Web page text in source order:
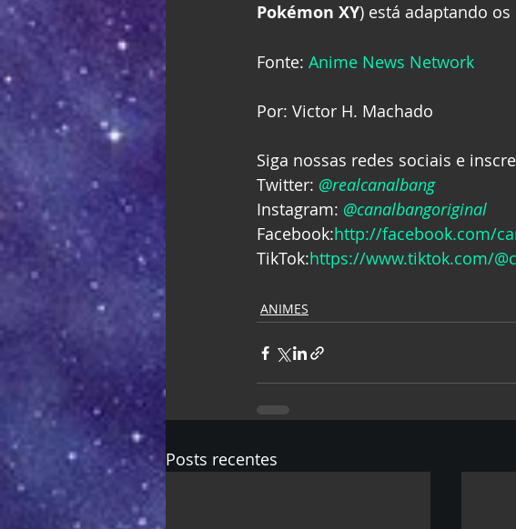
Pokémon XY) está adaptando
Fonte: Anime News Network
Por: Victor H. Machado
Siga nossas redes sociais e
Twitter: @realcanalbang
Instagram: @canalbangoriginal
Facebook:http://facebook.com/
TikTok:https://www.tiktok.com/
ANIMES
Posts recentes